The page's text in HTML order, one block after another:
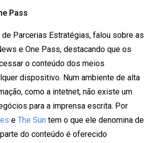
Pass
de Parcerias Estratégias, falou sobre as
e One Pass, destacando que os
o conteúdo dos meios
dispositivo. Num ambiente de alta
como a intetnet, não existe um
para a imprensa escrita. Por
e The Sun tem o que ele denomina de
do conteúdo é oferecido